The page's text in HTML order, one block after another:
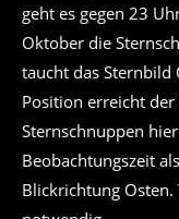
geht es gegen 23
Oktober die
taucht das
Position erreicht
Sternschnuppen
Beobachtungszeit
Blickrichtung